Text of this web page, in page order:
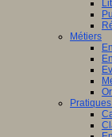
Métiers